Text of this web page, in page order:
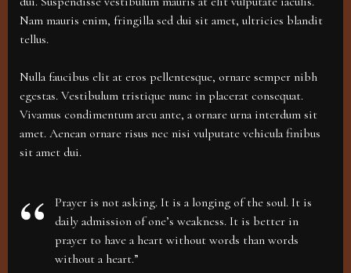
Nam mauris enim, fringilla sed dui sit amet, ultricies blandit
tellus.
Nulla faucibus elit at eros pellentesque, ornare semper nibh
egestas. Vestibulum tristique nunc in placerat consequat.
Vivamus condimentum arcu ante, a ornare urna interdum sit
amet. Aenean ornare risus nec nisi vulputate vehicula finibus
sit amet dui.
Prayer is not asking. It is a longing of the soul. It is
daily admission of one’s weakness. It is better in
prayer to have a heart without words than words
without a heart.”